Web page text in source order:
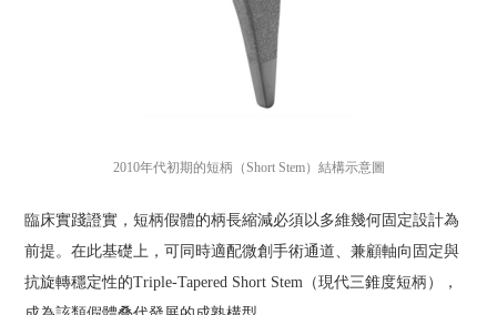
2010年代初期的短柄（Short Stem）結構示意圖
臨床實踐證實，短柄假體的柄長縮減必須以多維幾何固定設計為
前提。在此基礎上，可同時適配微創手術通道、兼顧軸向固定與
抗旋轉穩定性的Triple-Tapered Short Stem（現代三錐度短柄），